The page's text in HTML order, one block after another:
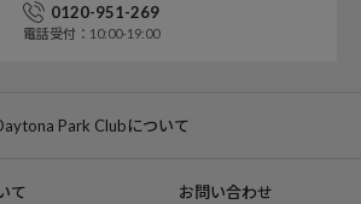
0120-951-269
電話受付：10:00-19:00
Park Clubについて
て お問い合わせ